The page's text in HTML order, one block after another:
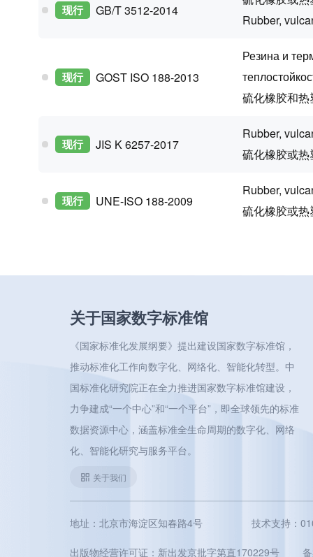
现行 GB/T 3512-2014
Rubber,
现行 GOST ISO 188-2013
Резина и
硫化橡胶和
现行 JIS K 6257-2017
Rubber,
硫化橡胶或
现行 UNE-ISO 188-2009
Rubber,
硫化橡胶或
关于国家数字标准馆
《国家标准化发展纲要》提出建设国家数字标准馆，
推动标准化工作向数字化、网络化、智能化转型。中
国标准化研究院正在全力推进国家数字标准馆建设，
力争建成“一个中心”和“一个平台”，即全球领先的标准
数据资源中心，涵盖标准全生命周期的数字化、网络
化、智能化研究与服务平台。
关于我们
地址：北京市海淀区知春路4号 技术支持：
出版物经营许可证：新出发京批字第直170229号